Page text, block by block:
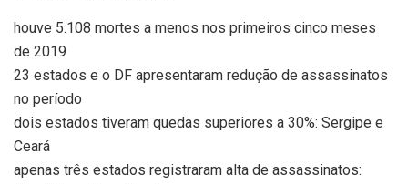
houve 5.108 mortes a menos nos primeiros cinco meses
de 2019
23 estados e o DF apresentaram redução de assassinatos
no período
dois estados tiveram quedas superiores a 30%: Sergipe e
Ceará
apenas três estados registraram alta de assassinatos: